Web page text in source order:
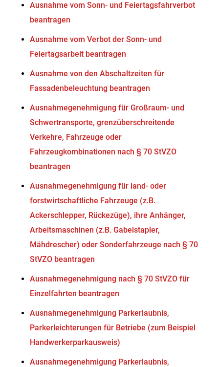
Ausnahme vom Sonn- und Feiertagsfahrverbot
beantragen
Ausnahme vom Verbot der Sonn- und
Feiertagsarbeit beantragen
Ausnahme von den Abschaltzeiten für
Fassadenbeleuchtung beantragen
Ausnahmegenehmigung für Großraum- und
Schwertransporte, grenzüberschreitende
Verkehre, Fahrzeuge oder
Fahrzeugkombinationen nach § 70 StVZO
beantragen
Ausnahmegenehmigung für land- oder
forstwirtschaftliche Fahrzeuge (z.B.
Ackerschlepper, Rückezüge), ihre Anhänger,
Arbeitsmaschinen (z.B. Gabelstapler,
Mähdrescher) oder Sonderfahrzeuge nach § 70
StVZO beantragen
Ausnahmegenehmigung nach § 70 StVZO für
Einzelfahrten beantragen
Ausnahmegenehmigung Parkerlaubnis,
Parkerleichterungen für Betriebe (zum Beispiel
Handwerkerparkausweis)
Ausnahmegenehmigung Parkerlaubnis,